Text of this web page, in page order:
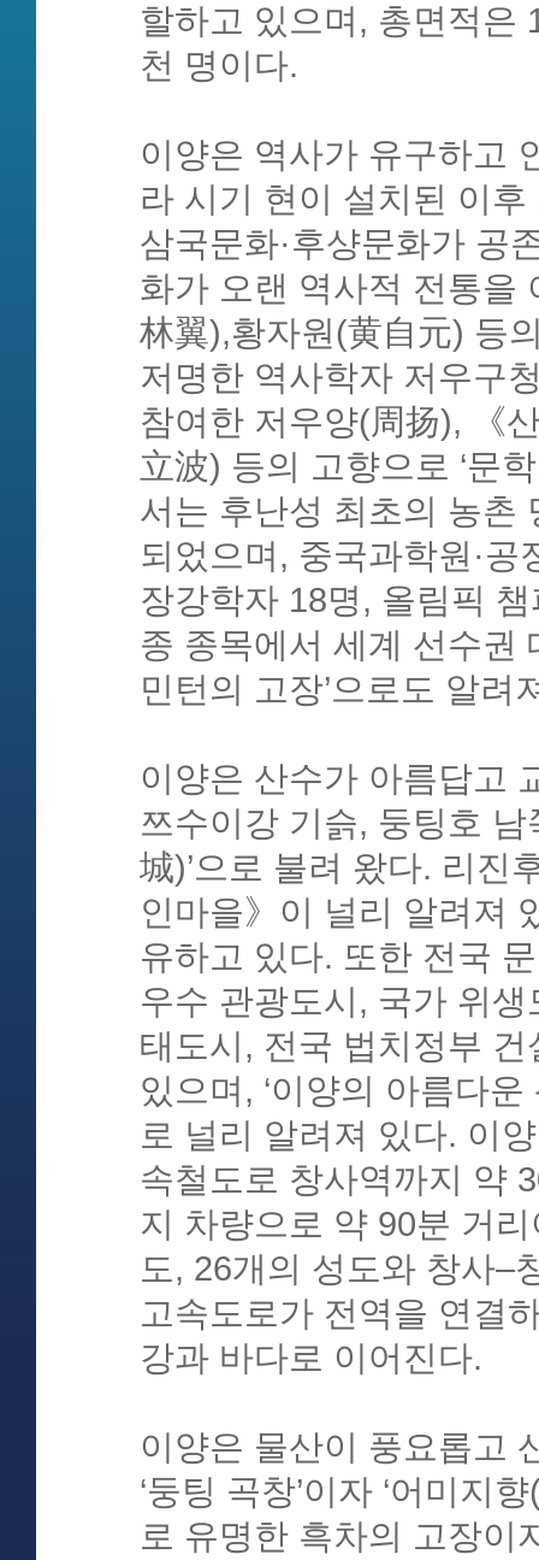
할하고 있으며, 총면적은
천 명이다.
이양은 역사가 유구하고
라 시기 현이 설치된 이
삼국문화·후샹문화가 공
화가 오랜 역사적 전통을
林翼),황자원(黄自元) 등
저명한 역사학자 저우구
참여한 저우양(周扬), 《
立波) 등의 고향으로 ‘문
서는 후난성 최초의 농촌
되었으며, 중국과학원·
장강학자 18명, 올림픽
종 종목에서 세계 선수권
민턴의 고장’으로도 알려
이양은 산수가 아름답고
쯔수이강 기슭, 둥팅호
城)’으로 불려 왔다. 리진
인마을》이 널리 알려져
유하고 있다. 또한 전국
우수 관광도시, 국가 위
태도시, 전국 법치정부
있으며, ‘이양의 아름다
로 널리 알려져 있다. 이
속철도로 창사역까지 약
지 차량으로 약 90분 거
도, 26개의 성도와 창사–
고속도로가 전역을 연결
강과 바다로 이어진다.
이양은 물산이 풍요롭고
‘둥팅 곡창’이자 ‘어미지
로 유명한 흑차의 고장이